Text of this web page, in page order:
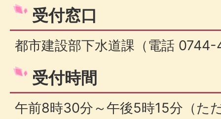
受付窓口
都市建設部下水道課（電話
受付時間
午前8時30分～午後5時15分（た